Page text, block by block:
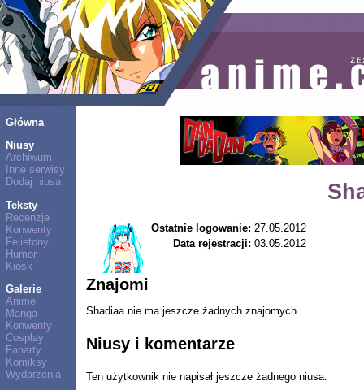
Główna
Niusy
Archiwum
Inne serwisy
Dodaj niusa
Teksty
Recenzje
Konwenty
Felietony
Humor
Kiosk
Galerie
Anime
Manga
Konwenty
Cosplay
Fanarty
Komiksy
Wydarzenia
Ostatnie logowanie: 27.05.2012
Data rejestracji: 03.05.2012
Znajomi
Shadiaa nie ma jeszcze żadnych znajomych.
Niusy i komentarze
Ten użytkownik nie napisał jeszcze żadnego niusa.